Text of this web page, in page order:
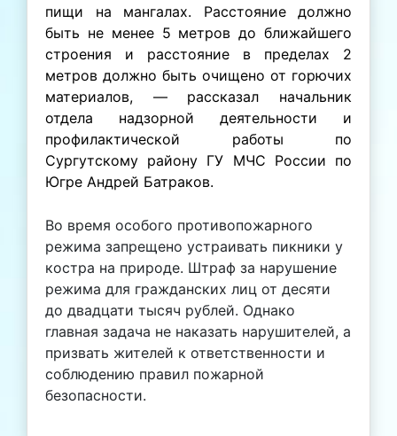
пищи на мангалах. Расстояние должно
быть не менее 5 метров до ближайшего
строения и расстояние в пределах 2
метров должно быть очищено от горючих
материалов, — рассказал начальник
отдела надзорной деятельности и
профилактической работы по
Сургутскому району ГУ МЧС России по
Югре Андрей Батраков.
Во время особого противопожарного
режима запрещено устраивать пикники у
костра на природе. Штраф за нарушение
режима для гражданских лиц от десяти
до двадцати тысяч рублей. Однако
главная задача не наказать нарушителей, а
призвать жителей к ответственности и
соблюдению правил пожарной
безопасности.